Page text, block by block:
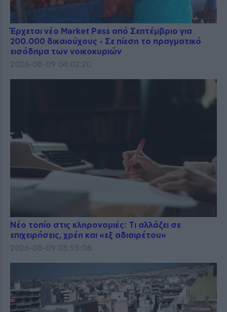
Έρχεται νέο Market Pass από Σεπτέμβριο για
200.000 δικαιούχους - Σε πίεση το πραγματικό
εισόδημα των νοικοκυριών
2026-08-09 04:02:20
Νέο τοπίο στις κληρονομιές: Τι αλλάζει σε
επιχειρήσεις, χρέη και «εξ αδιαιρέτου»
2026-08-09 03:55:08